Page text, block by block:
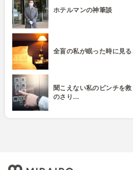
ホテルマンの神筆談
全盲の私が眠った時に見る
聞こえない私のピンチを
のさり…